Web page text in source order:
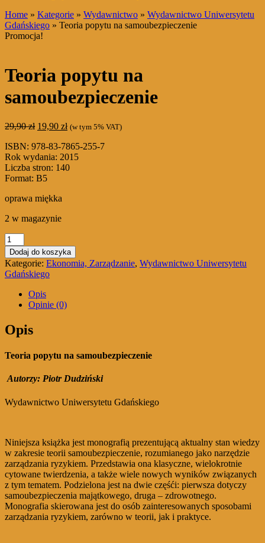
Home » Kategorie » Wydawnictwo » Wydawnictwo Uniwersytetu
Gdańskiego » Teoria popytu na samoubezpieczenie
Promocja!
Teoria popytu na
samoubezpieczenie
29,90zł Pierwotna
wynosiła:
29,90 zł.
19,90 złAktualna
wynosi:
19,90 zł.
(w tym 5% VAT)
ISBN: 978-83-7865-255-7
Rok wydania: 2015
Liczba stron: 140
Format: B5
oprawa miękka
2 w magazynie
ilość
Teoria
popytu
na
samoubezpieczenie
Dodaj do koszyka
Kategorie: Ekonomia, Zarządzanie, Wydawnictwo Uniwersytetu
Gdańskiego
Opis
Opinie (0)
Opis
Teoria popytu na samoubezpieczenie
Autorzy: Piotr Dudziński
Wydawnictwo Uniwersytetu Gdańskiego
Niniejsza książka jest monografią prezentującą aktualny stan wiedzy
w zakresie teorii samoubezpieczenie, rozumianego jako narzędzie
zarządzania ryzykiem. Przedstawia ona klasyczne, wielokrotnie
cytowane twierdzenia, a także wiele nowych wyników związanych
z tym tematem. Podzielona jest na dwie częśći: pierwsza dotyczy
samoubezpieczenia majątkowego, druga – zdrowotnego.
Monografia skierowana jest do osób zainteresowanych sposobami
zarządzania ryzykiem, zarówno w teorii, jak i praktyce.